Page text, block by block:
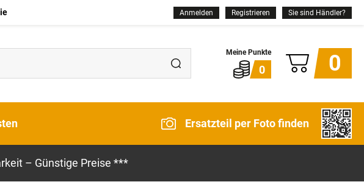
Anmelden Registrieren Sie sind Händler?
0 0
Ersatzteil per Foto finden
– Günstige Preise ***